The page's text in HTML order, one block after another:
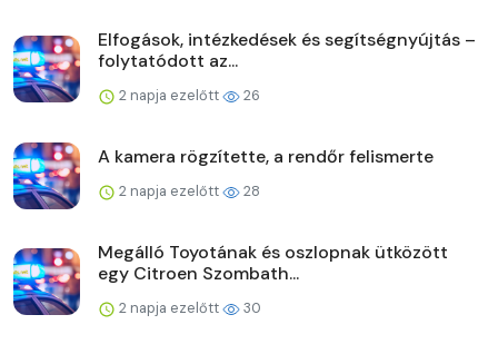
Elfogások, intézkedések és segítségnyújtás –
folytatódott az...
2 napja ezelőtt 26
A kamera rögzítette, a rendőr felismerte
2 napja ezelőtt 28
Megálló Toyotának és oszlopnak ütközött
egy Citroen Szombath...
2 napja ezelőtt 30